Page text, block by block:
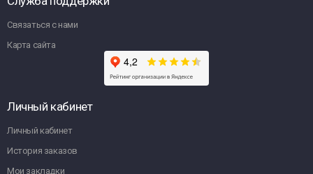
Связаться с нами
Карта сайта
Личный кабинет
Личный кабинет
История заказов
Мои закладки